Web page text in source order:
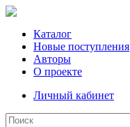
Каталог
Новые поступления
Авторы
О проекте
Личный кабинет